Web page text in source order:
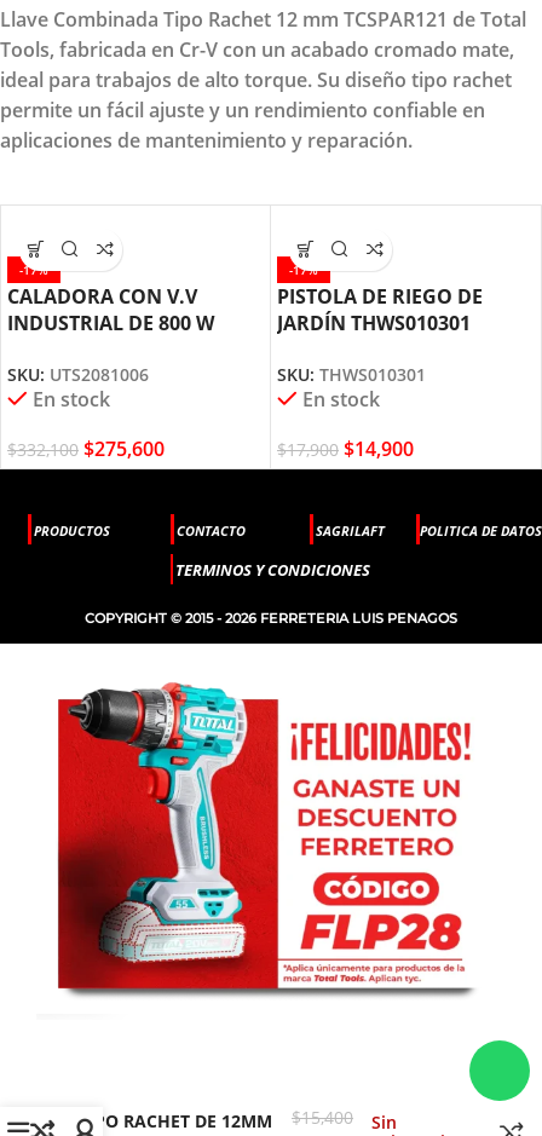
Llave Combinada Tipo Rachet 12 mm TCSPAR121 de Total
Tools, fabricada en Cr-V con un acabado cromado mate,
ideal para trabajos de alto torque. Su diseño tipo rachet
permite un fácil ajuste y un rendimiento confiable en
aplicaciones de mantenimiento y reparación.
-17%
CALADORA CON V.V
INDUSTRIAL DE 800 W
SKU: UTS2081006
En stock
$332,100 $275,600
-17%
PISTOLA DE RIEGO DE
JARDÍN THWS010301
SKU: THWS010301
En stock
$17,900 $14,900
PRODUCTOS CONTACTO SAGRILAFT POLITICA DE DATOS
TERMINOS Y CONDICIONES
COPYRIGHT © 2015 - 2026 FERRETERIA LUIS PENAGOS
TIPO RACHET DE 12MM
$15,400
Sin